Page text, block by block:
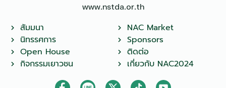
www.nstda.or.th
สัมมนา
นิทรรศการ
Open House
กิจกรรมเยาวชน
NAC Market
Sponsors
ติดต่อ
เกี่ยวกับ NAC2024